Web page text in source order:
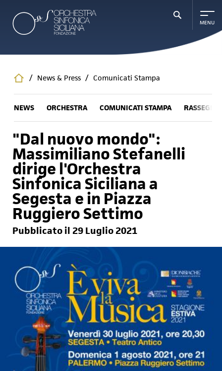
contenuto
principale
/ News & Press / Comunicati Stampa
NEWS ORCHESTRA COMUNICATI STAMPA
"Dal nuovo mondo":
Massimiliano Stefanelli
dirige l'Orchestra
Sinfonica Siciliana a
Segesta e in Piazza
Ruggiero Settimo
Pubblicato il 29 Luglio 2021